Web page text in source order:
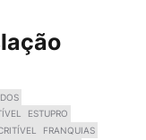
ESTUPRO
FRANQUIAS